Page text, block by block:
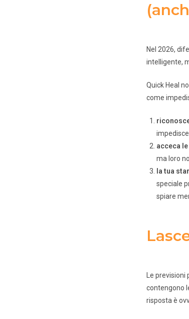
Nel 2026,
intelligente,
Quick Heal
come
acceca
ma loro
la tua
speciale
spiare
Le
contengono
risposta è